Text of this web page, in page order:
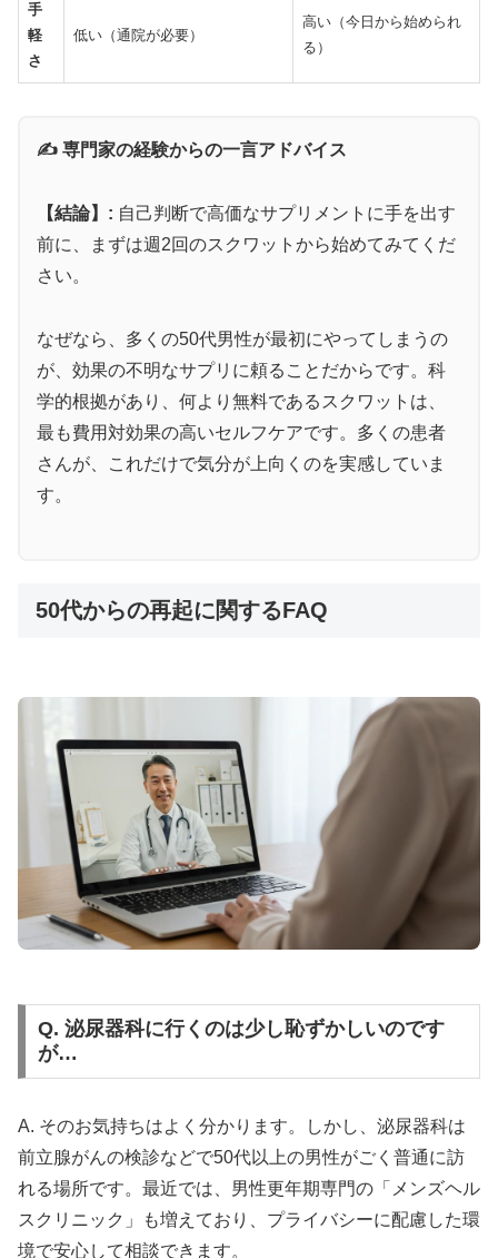
特徴。品質重視の方に選ばれるプレミアムチョイス
手
軽
さ
低い（通院が必要）
高い（今日から始められ
る）
✍️ 専門家の経験からの一言アドバイス
【結論】: 自己判断で高価なサプリメントに手を出す
前に、まずは週2回のスクワットから始めてみてくだ
さい。
なぜなら、多くの50代男性が最初にやってしまうの
が、効果の不明なサプリに頼ることだからです。科
学的根拠があり、何より無料であるスクワットは、
最も費用対効果の高いセルフケアです。多くの患者
さんが、これだけで気分が上向くのを実感していま
す。
50代からの再起に関するFAQ
Q. 泌尿器科に行くのは少し恥ずかしいのです
が…
A. そのお気持ちはよく分かります。しかし、泌尿器科は
前立腺がんの検診などで50代以上の男性がごく普通に訪
れる場所です。最近では、男性更年期専門の「メンズヘル
スクリニック」も増えており、プライバシーに配慮した環
境で安心して相談できます。